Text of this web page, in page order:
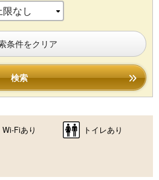
条件をクリア
検索
Wi-Fiあり
トイレあり